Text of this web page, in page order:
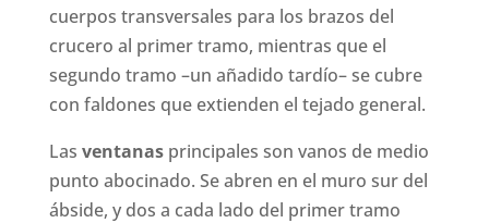
cuerpos transversales para los brazos del
crucero al primer tramo, mientras que el
segundo tramo –un añadido tardío– se cubre
con faldones que extienden el tejado general.
Las ventanasprincipales son vanos de medio
punto abocinado. Se abren en el muro sur del
ábside, y dos a cada lado del primer tramo